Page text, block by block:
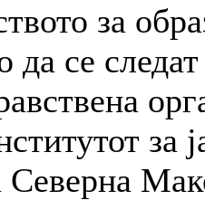
за
да се
за
Северна